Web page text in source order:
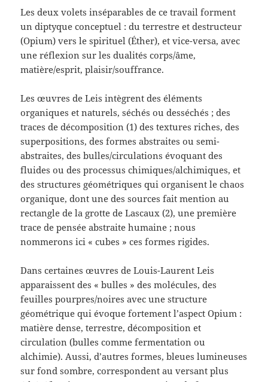
Les deux volets inséparables de ce travail forment
un diptyque conceptuel : du terrestre et destructeur
(Opium) vers le spirituel (Éther), et vice-versa, avec
une réflexion sur les dualités corps/âme,
matière/esprit, plaisir/souffrance.
Les œuvres de Leis intègrent des éléments
organiques et naturels, séchés ou desséchés ; des
traces de décomposition (1) des textures riches, des
superpositions, des formes abstraites ou semi-
abstraites, des bulles/circulations évoquant des
fluides ou des processus chimiques/alchimiques, et
des structures géométriques qui organisent le chaos
organique, dont une des sources fait mention au
rectangle de la grotte de Lascaux (2), une première
trace de pensée abstraite humaine ; nous
nommerons ici « cubes » ces formes rigides.
Dans certaines œuvres de Louis-Laurent Leis
apparaissent des « bulles » des molécules, des
feuilles pourpres/noires avec une structure
géométrique qui évoque fortement l’aspect Opium :
matière dense, terrestre, décomposition et
circulation (bulles comme fermentation ou
alchimie). Aussi, d’autres formes, bleues lumineuses
sur fond sombre, correspondent au versant plus